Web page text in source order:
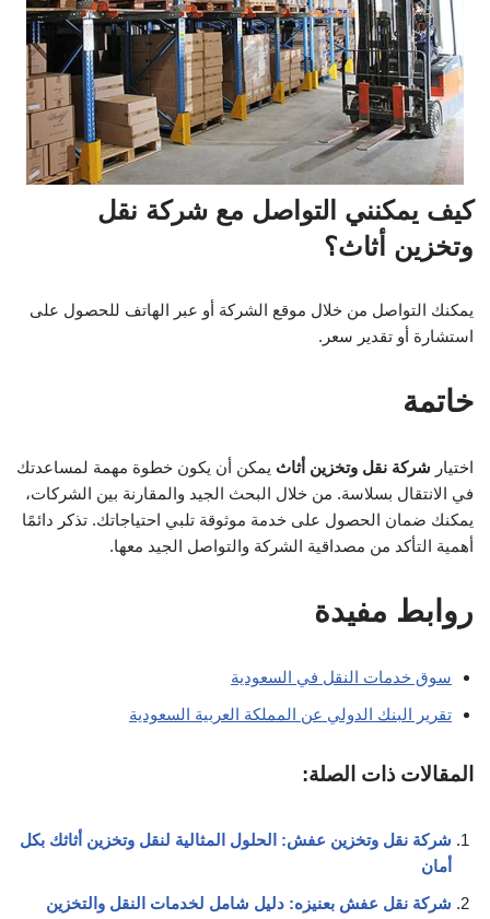
كيف يمكنني التواصل مع شركة نقل
وتخزين أثاث؟
يمكنك التواصل من خلال موقع الشركة أو عبر الهاتف للحصول على
استشارة أو تقدير سعر.
خاتمة
اختيار شركة نقل وتخزين أثاث يمكن أن يكون خطوة مهمة لمساعدتك
في الانتقال بسلاسة. من خلال البحث الجيد والمقارنة بين الشركات،
يمكنك ضمان الحصول على خدمة موثوقة تلبي احتياجاتك. تذكر دائمًا
أهمية التأكد من مصداقية الشركة والتواصل الجيد معها.
روابط مفيدة
سوق خدمات النقل في السعودية
تقرير البنك الدولي عن المملكة العربية السعودية
المقالات ذات الصلة:
شركة نقل وتخزين عفش: الحلول المثالية لنقل وتخزين أثاثك بكل
أمان
شركة نقل عفش بعنيزه: دليل شامل لخدمات النقل والتخزين